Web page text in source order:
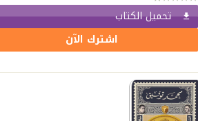
تحميل الكتاب
اشترك الآن